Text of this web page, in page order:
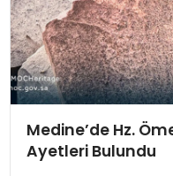
Medine’de Hz.
Ayetleri Bulundu